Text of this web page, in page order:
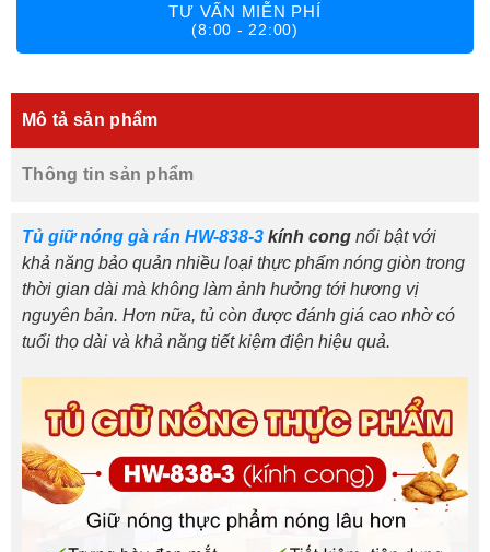
TƯ VẤN MIỄN PHÍ
(8:00 - 22:00)
Mô tả sản phẩm
Thông tin sản phẩm
Tủ giữ nóng gà rán HW-838-3 kính cong nổi bật với
khả năng bảo quản nhiều loại thực phẩm nóng giòn trong
thời gian dài mà không làm ảnh hưởng tới hương vị
nguyên bản. Hơn nữa, tủ còn được đánh giá cao nhờ có
tuổi thọ dài và khả năng tiết kiệm điện hiệu quả.